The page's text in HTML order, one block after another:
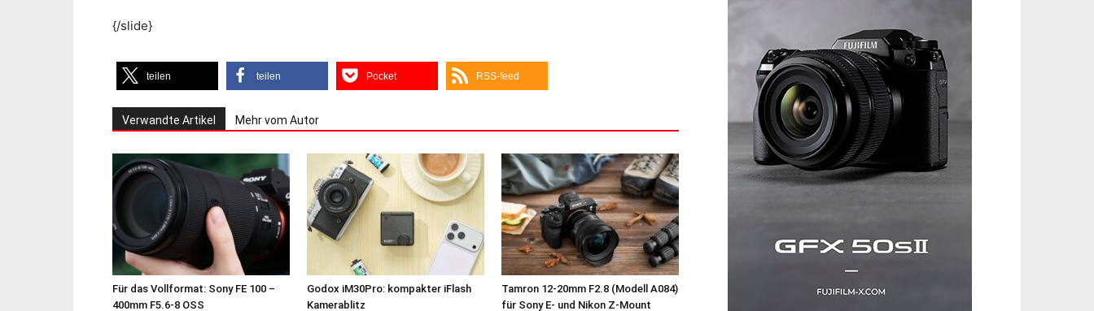
{/slide}
teilen teilen Pocket RSS-feed
Verwandte Artikel Mehr vom Autor
Für das Vollformat: Sony FE 100 –
400mm F5.6-8 OSS
Godox iM30Pro: kompakter iFlash
Kamerablitz
Tamron 12-20mm F2.8 (Modell A084)
für Sony E- und Nikon Z-Mount